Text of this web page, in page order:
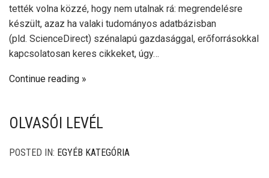
tették volna közzé, hogy nem utalnak rá: megrendelésre
készült, azaz ha valaki tudományos adatbázisban
(pld. ScienceDirect) szénalapú gazdasággal, erőforrásokkal
kapcsolatosan keres cikkeket, úgy…
Continue reading
OLVASÓI LEVÉL
POSTED IN: EGYÉB KATEGÓRIA